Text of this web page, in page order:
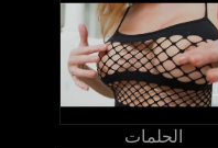
الحلمات